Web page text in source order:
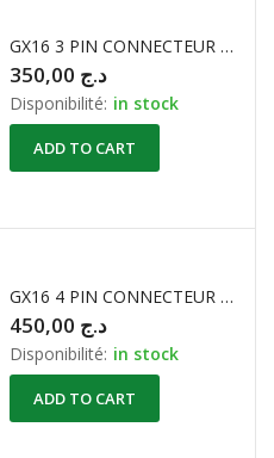
GX16 3 PIN CONNECTEUR METALLIQUE ROND ( M+F )
د.ج
Disponibilité: in stock
ADD TO CART
GX16 4 PIN CONNECTEUR METALLIQUE ROND ( M+F )
د.ج
Disponibilité: in stock
ADD TO CART